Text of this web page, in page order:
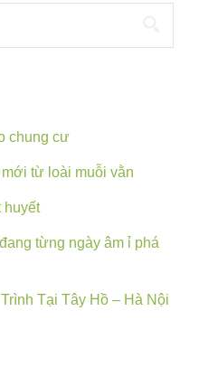
chung cư
từ loài muỗi vằn
huyết
từng ngày âm ỉ phá
Tại Tây Hồ – Hà Nội